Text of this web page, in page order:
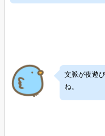
文脈が夜遊
ね。